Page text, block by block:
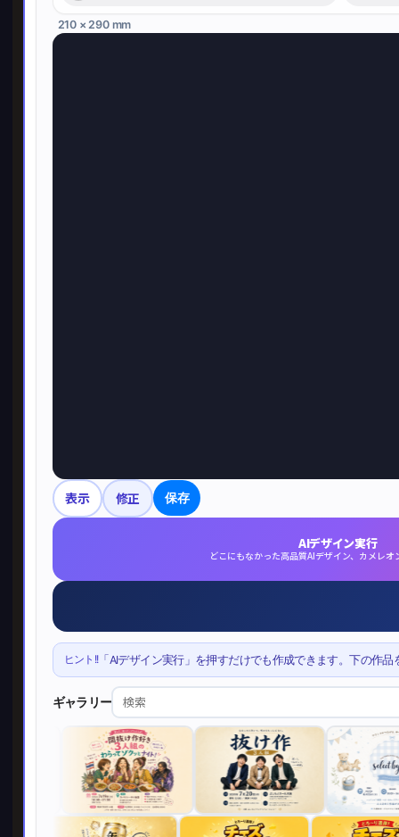
210 × 290 mm
表示 修正 保存
AIデザイン実行
どこにもなかった高品質AIデザイン、カメレ
ヒント!!「AIデザイン実行」を押すだけでも作成できます。下の作
ギャラリー